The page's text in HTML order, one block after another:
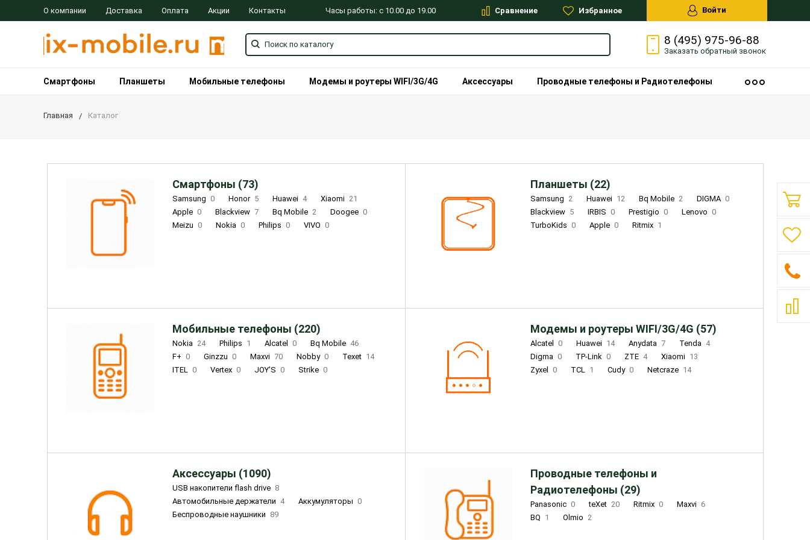
О компании Доставка Оплата Акции Контакты Часы работы: с 10.00 до 19.00 Сравнение Избранное Войти
8 (495) 975-96-88
Заказать обратный звонок
Смартфоны Планшеты Мобильные телефоны Модемы и роутеры WIFI/3G/4G Аксессуары Проводные телефоны и Радиотелефоны
Главная Каталог
Смартфоны (73)
Samsung 0 Honor 5 Huawei 4 Xiaomi 21
Apple 0 Blackview 7 Bq Mobile 2 Doogee 0
Meizu 0 Nokia 0 Philips 0 VIVO 0
Планшеты (22)
Samsung 2 Huawei 12 Bq Mobile 2 DIGMA 0
Blackview 5 IRBIS 0 Prestigio 0 Lenovo 0
TurboKids 0 Apple 0 Ritmix 1
Мобильные телефоны (220)
Nokia 24 Philips 1 Alcatel 0 Bq Mobile 46
F+ 0 Ginzzu 0 Maxvi 70 Nobby 0 Texet 14
ITEL 0 Vertex 0 JOY'S 0 Strike 0
Модемы и роутеры WIFI/3G/4G (57)
Alcatel 0 Huawei 14 Anydata 7 Tenda 4
Digma 0 TP-Link 0 ZTE 4 Xiaomi 13
Zyxel
0 TCL 1 Cudy 0 Netcraze 14
Аксессуары (1090)
USB накопители flash drive 8
Автомобильные держатели 4 Аккумуляторы 0
Беспроводные наушники 89
Проводные телефоны и
Радиотелефоны (29)
Panasonic 0 teXet 20 Ritmix 0 Maxvi 6
BQ 1 Olmio 2